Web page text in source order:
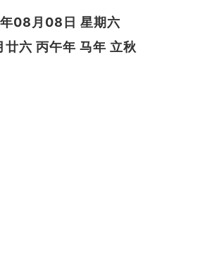
08月08日 星期六
廿六 丙午年 马年 立秋